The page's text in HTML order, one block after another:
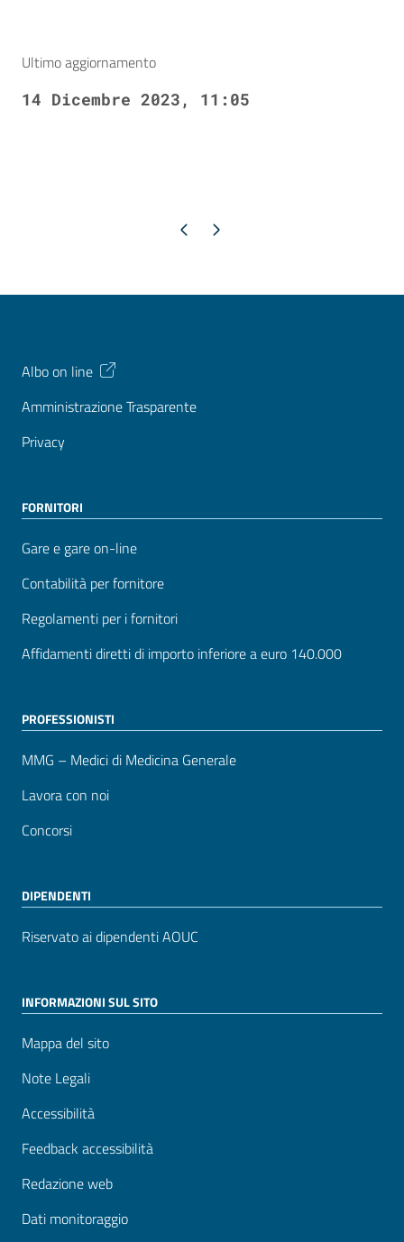
Ultimo aggiornamento
14 Dicembre 2023, 11:05
Pagina precedente
Pagina successiva
Albo on line
Amministrazione Trasparente
Privacy
FORNITORI
Gare e gare on-line
Contabilità per fornitore
Regolamenti per i fornitori
Affidamenti diretti di importo inferiore a euro 140.000
PROFESSIONISTI
MMG – Medici di Medicina Generale
Lavora con noi
Concorsi
DIPENDENTI
Riservato ai dipendenti AOUC
INFORMAZIONI SUL SITO
Mappa del sito
Note Legali
Accessibilità
Feedback accessibilità
Redazione web
Dati monitoraggio